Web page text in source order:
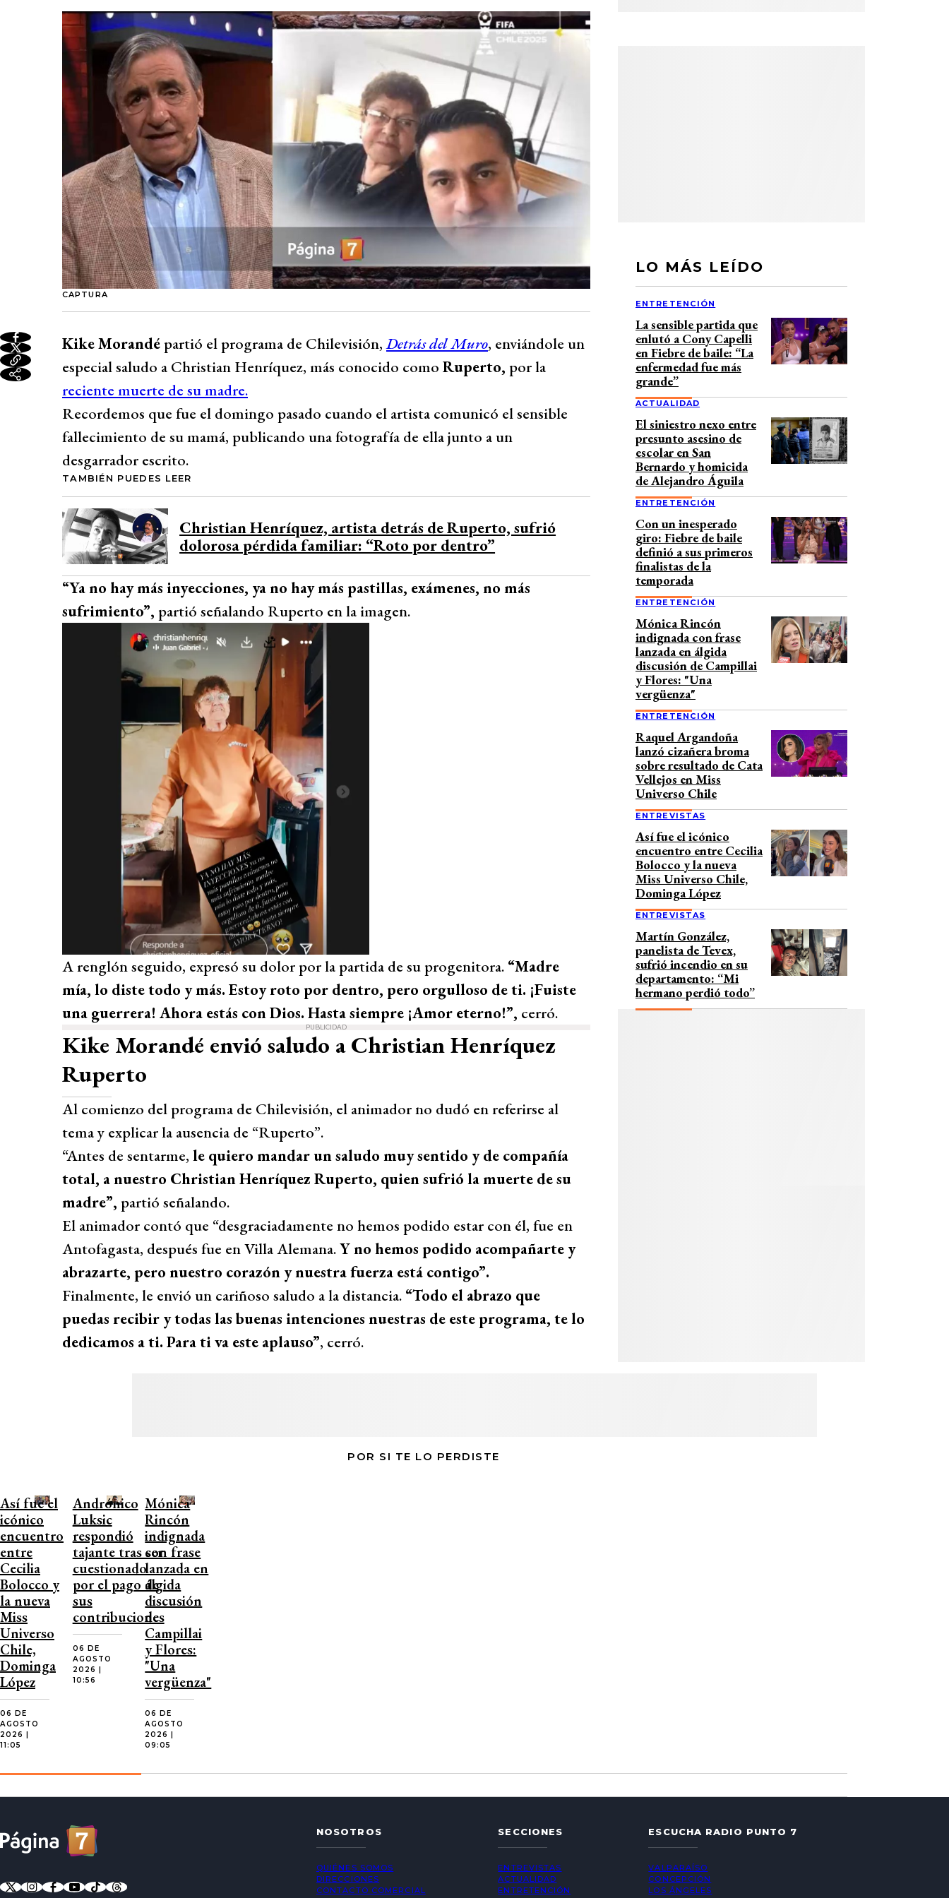
CAPTURA
Kike Morandé partió el programa de Chilevisión,Detrás del Muro, enviándole un
especial saludo a Christian Henríquez, más conocido como Ruperto, por la
reciente muerte de su madre.
Recordemos que fue el domingo pasado cuando el artista comunicó el sensible
fallecimiento de su mamá, publicando una fotografía de ella junto a un
desgarrador escrito.
TAMBIÉN PUEDES LEER
Christian Henríquez, artista detrás de Ruperto, sufrió
dolorosa pérdida familiar: “Roto por dentro”
“Ya no hay más inyecciones, ya no hay más pastillas, exámenes, no más
sufrimiento”, partió señalando Ruperto en la imagen.
A renglón seguido, expresó su dolor por la partida de su progenitora. “Madre
mía, lo diste todo y más. Estoy roto por dentro, pero orgulloso de ti. ¡Fuiste
una guerrera! Ahora estás con Dios. Hasta siempre ¡Amor eterno!”, cerró.
PUBLICIDAD
Kike Morandé envió saludo a Christian Henríquez
Ruperto
Al comienzo del programa de Chilevisión, el animador no dudó en referirse al
tema y explicar la ausencia de “Ruperto”.
“Antes de sentarme, le quiero mandar un saludo muy sentido y de compañía
total, a nuestro Christian Henríquez Ruperto, quien sufrió la muerte de su
madre”, partió señalando.
El animador contó que “desgraciadamente no hemos podido estar con él, fue en
Antofagasta, después fue en Villa Alemana.Y no hemos podido acompañarte y
abrazarte, pero nuestro corazón y nuestra fuerza está contigo”.
Finalmente, le envió un cariñoso saludo a la distancia. “Todo el abrazo que
puedas recibir y todas las buenas intenciones nuestras de este programa, te lo
dedicamos a ti. Para ti va este aplauso”, cerró.
LO MÁS LEÍDO
ENTRETENCIÓN
La sensible partida que
enlutó a Cony Capelli
en Fiebre de baile: “La
enfermedad fue más
grande”
ACTUALIDAD
El siniestro nexo entre
presunto asesino de
escolar en San
Bernardo y homicida
de Alejandro Águila
ENTRETENCIÓN
Con un inesperado
giro: Fiebre de baile
definió a sus primeros
finalistas de la
temporada
ENTRETENCIÓN
Mónica Rincón
indignada con frase
lanzada en álgida
discusión de Campillai
y Flores: "Una
vergüenza"
ENTRETENCIÓN
Raquel Argandoña
lanzó cizañera broma
sobre resultado de Cata
Vellejos en Miss
Universo Chile
ENTREVISTAS
Así fue el icónico
encuentro entre Cecilia
Bolocco y la nueva
Miss Universo Chile,
Dominga López
ENTREVISTAS
Martín González,
panelista de Tevex,
sufrió incendio en su
departamento: “Mi
hermano perdió todo”
POR SI TE LO PERDISTE
Así fue el
icónico
encuentro
entre
Cecilia
Bolocco y
la nueva
Miss
Universo
Chile,
Dominga
López
06 DE
AGOSTO
2026 |
11:05
Andrónico
Luksic
respondió
tajante tras ser
cuestionado
por el pago de
sus
contribuciones
06 DE
AGOSTO
2026 |
10:56
Mónica
Rincón
indignada
con frase
lanzada en
álgida
discusión
de
Campillai
y Flores:
"Una
vergüenza"
06 DE
AGOSTO
2026 |
09:05
NOSOTROS
QUIÉNES SOMOS
DIRECCIONES
CONTACTO COMERCIAL
SECCIONES
ENTREVISTAS
ACTUALIDAD
ENTRETENCIÓN
ESCUCHA RADIO PUNTO 7
VALPARAÍSO
CONCEPCIÓN
LOS ÁNGELES